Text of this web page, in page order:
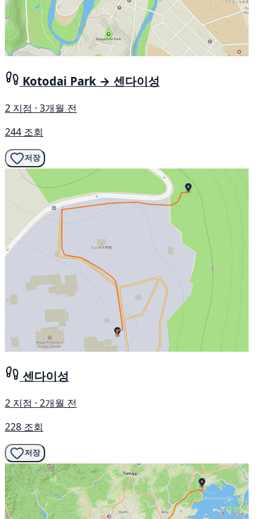
Kotodai Park → 센다이성
2 지점 · 3개월 전
244 조회
저장
센다이성
2 지점 · 2개월 전
228 조회
저장